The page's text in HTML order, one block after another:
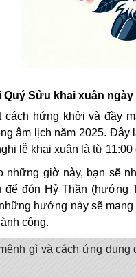
Quý Sửu khai xuân
cách hứng khởi và đầy
âm lịch năm 2025.
lễ khai xuân là từ
những giờ này, bạn sẽ
để đón Hỷ Thần
hướng này sẽ
công.
gì và cách ứng